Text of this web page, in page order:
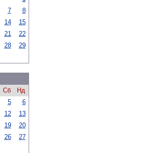
7
8
14
15
21
22
28
29
Сб
Нд
5
6
12
13
19
20
26
27